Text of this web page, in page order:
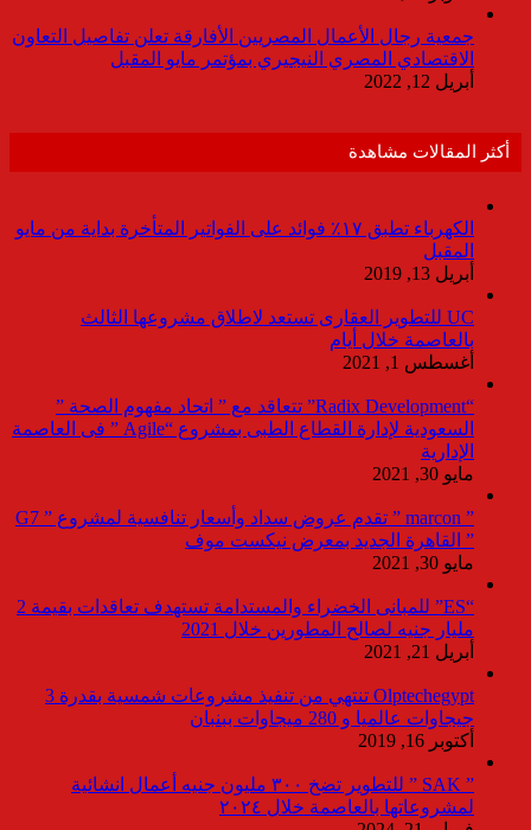
جمعية رجال الأعمال المصريين الأفارقة تعلن تفاصيل التعاون
الاقتصادي المصري النيجيري بمؤتمر مايو المقبل
أبريل 12, 2022
أكثر المقالات مشاهدة
الكهرباء تطبق ١٧٪ فوائد على الفواتير المتأخرة بداية من مايو
المقبل
أبريل 13, 2019
UC للتطوير العقارى تستعد لاطلاق مشروعها الثالث
بالعاصمة خلال أيام
أغسطس 1, 2021
“Radix Development” تتعاقد مع ” اتحاد مفهوم الصحة ”
السعودية لإدارة القطاع الطبى بمشروع “Agile ” فى العاصمة
الإدارية
مايو 30, 2021
” marcon ” تقدم عروض سداد وأسعار تنافسية لمشروع ” G7
” القاهرة الجديد بمعرض نيكست موف
مايو 30, 2021
“ES” للمبانى الخضراء والمستدامة تستهدف تعاقدات بقيمة 2
مليار جنيه لصالح المطورين خلال 2021
أبريل 21, 2021
Olptechegypt تنتهي من تنفيذ مشروعات شمسية بقدرة 3
جيجاوات عالميا و 280 ميجاوات ببنبان
أكتوبر 16, 2019
” SAK ” للتطوير تضخ ٣٠٠ مليون جنيه أعمال انشائية
لمشروعاتها بالعاصمة خلال ٢٠٢٤